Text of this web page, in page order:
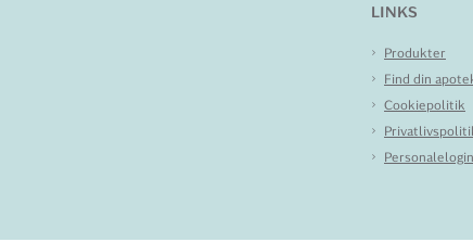
LINKS
Produkter
Find din
Cookiepolitik
Personalelogin